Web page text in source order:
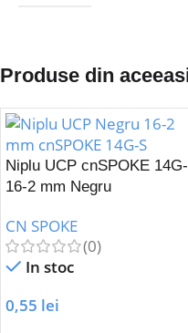
Produse din
Niplu UCP cnSPOKE
16-2 mm Negru
CN SPOKE
(0)
In stoc
0,55 lei